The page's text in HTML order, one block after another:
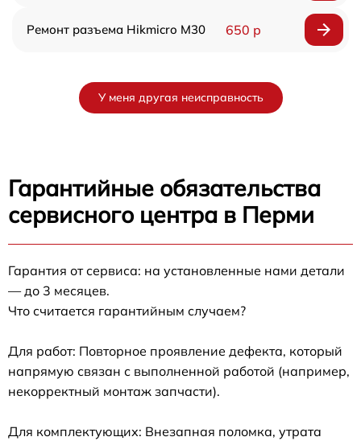
Ремонт разъема Hikmicro M30 650 р
У меня другая неисправность
Гарантийные обязательства
сервисного центра в Перми
Гарантия от сервиса: на установленные нами детали
— до 3 месяцев.
Что считается гарантийным случаем?
Для работ: Повторное проявление дефекта, который
напрямую связан с выполненной работой (например,
некорректный монтаж запчасти).
Для комплектующих: Внезапная поломка, утрата